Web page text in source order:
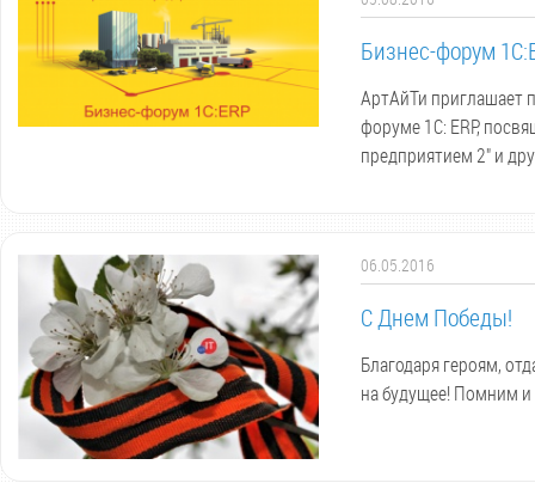
Бизнес-форум
АртАйТи приглашает
форуме 1С: ERP,
предприятием 2" и
06.05.2016
С Днем Победы!
Благодаря героям,
на будущее! Помним и